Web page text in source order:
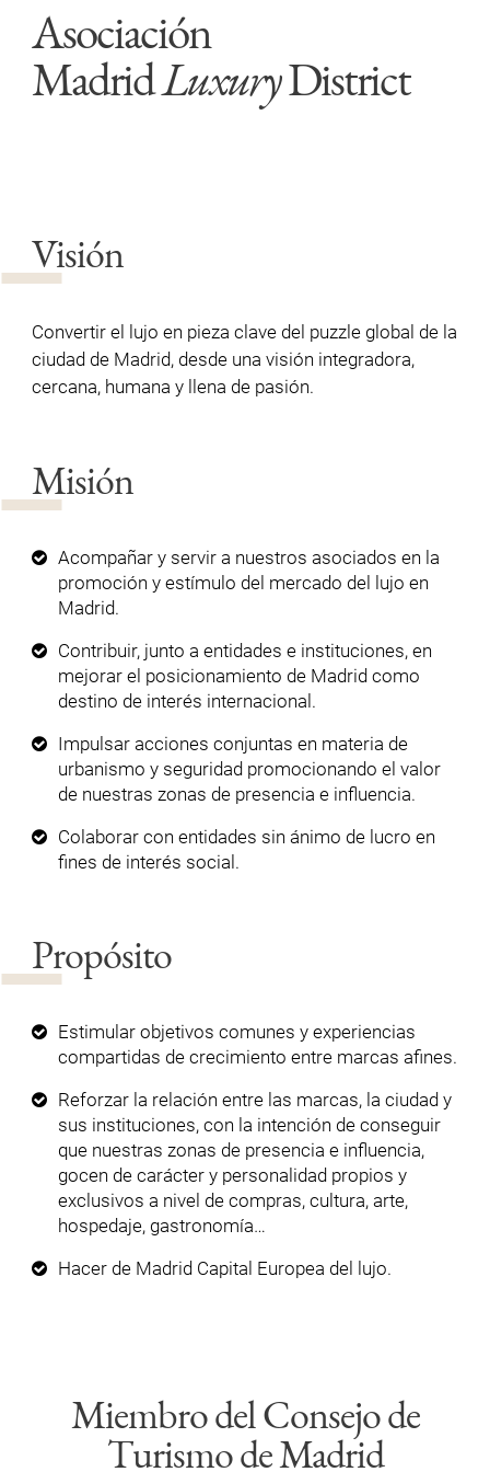
Asociación
MadridLuxuryDistrict
Visión
Convertir el lujo en pieza clave del puzzle global de la
ciudad de Madrid, desde una visión integradora,
cercana, humana y llena de pasión.
Misión
Acompañar y servir a nuestros asociados en la
promoción y estímulo del mercado del lujo en
Madrid.
Contribuir, junto a entidades e instituciones, en
mejorar el posicionamiento de Madrid como
destino de interés internacional.
Impulsar acciones conjuntas en materia de
urbanismo y seguridad promocionando el valor
de nuestras zonas de presencia e influencia.
Colaborar con entidades sin ánimo de lucro en
fines de interés social.
Propósito
Estimular objetivos comunes y experiencias
compartidas de crecimiento entre marcas afines.
Reforzar la relación entre las marcas, la ciudad y
sus instituciones, con la intención de conseguir
que nuestras zonas de presencia e influencia,
gocen de carácter y personalidad propios y
exclusivos a nivel de compras, cultura, arte,
hospedaje, gastronomía…
Hacer de Madrid Capital Europea del lujo.
Miembro del Consejo de
Turismo de Madrid